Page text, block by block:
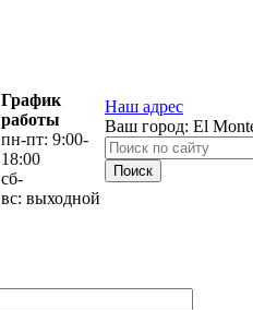
График
работы
пн-пт: 9:00-
18:00
сб-
вс: выходной
Наш адрес
Ваш город: El